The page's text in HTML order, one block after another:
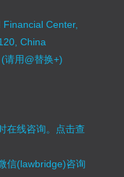
Center,
China
请用@替换+)
在线咨询。 点击查
信(lawbridge)咨询